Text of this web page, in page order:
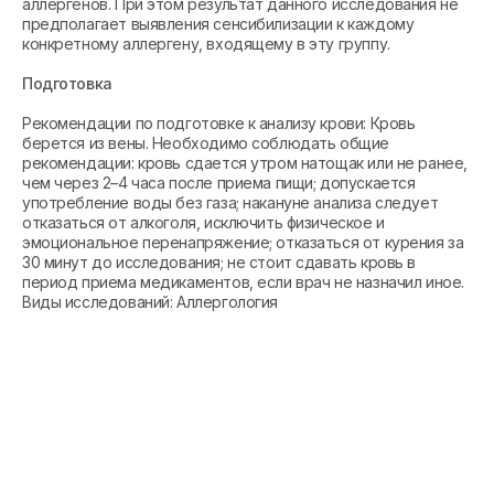
аллергенов. При этом результат данного исследования не
предполагает выявления сенсибилизации к каждому
конкретному аллергену, входящему в эту группу.
Подготовка
Рекомендации по подготовке к анализу крови: Кровь
берется из вены. Необходимо соблюдать общие
рекомендации: кровь сдается утром натощак или не ранее,
чем через 2–4 часа после приема пищи; допускается
употребление воды без газа; накануне анализа следует
отказаться от алкоголя, исключить физическое и
эмоциональное перенапряжение; отказаться от курения за
30 минут до исследования; не стоит сдавать кровь в
период приема медикаментов, если врач не назначил иное.
Виды исследований: Аллергология